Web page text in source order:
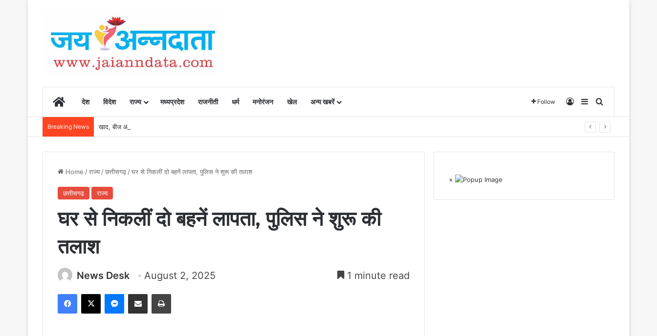
Homeदेश विदेश राज्य मध्यप्रदेश राजनीती धर्म मनोरंजन खेल अन्य खबरें Follow Log InSidebarSearch for
Breaking News खाद, बीज और उर्वरकों की समय पर उपलब्धता से किसानों में उत्साह, नैनो डीएपी और नैनो यूरिया बने किसानों के भरोसेमंद कृषि साथी…..
Home /राज्य/छत्तीसगढ़/घर से निकलीं दो बहनें लापता, पुलिस ने शुरू की तलाश
छत्तीसगढ़ राज्य
घर से निकलीं दो बहनें लापता, पुलिस ने शुरू की
तलाश
News Desk August 2, 2025 1 minute read
Facebook
X Messenger
Share via Email Print
×